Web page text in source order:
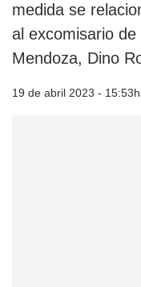
medida se
al excomisario
Mendoza, Dino
19 de abril 2023 -